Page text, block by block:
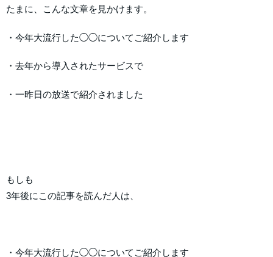
たまに、こんな文章を見かけます。
・今年大流行した◯◯についてご紹介します
・去年から導入されたサービスで
・一昨日の放送で紹介されました
もしも
3年後にこの記事を読んだ人は、
・今年大流行した◯◯についてご紹介します